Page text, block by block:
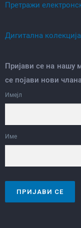
Претражи
Дигитална
Пријави се на нашу
се појави нови
Имејл
Име